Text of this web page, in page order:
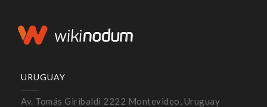
URUGUAY
Av. Tomás Giribaldi 2222 Montevideo, Uruguay